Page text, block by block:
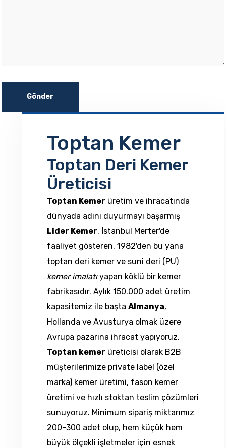
Gönder
Toptan Kemer
Toptan Deri Kemer
Üreticisi
Toptan Kemer üretim ve ihracatında
dünyada adını duyurmayı başarmış
Lider Kemer, İstanbul Merter'de
faaliyet gösteren, 1982'den bu yana
toptan deri kemer ve suni deri (PU)
kemer imalatıyapan köklü bir kemer
fabrikasıdır. Aylık 150.000 adet üretim
kapasitemiz ile başta Almanya,
Hollanda ve Avusturya olmak üzere
Avrupa pazarına ihracat yapıyoruz.
Toptan kemer üreticisi olarak B2B
müşterilerimize private label (özel
marka) kemer üretimi, fason kemer
üretimi ve hızlı stoktan teslim çözümleri
sunuyoruz. Minimum sipariş miktarımız
200-300 adet olup, hem küçük hem
büyük ölçekli işletmeler için esnek